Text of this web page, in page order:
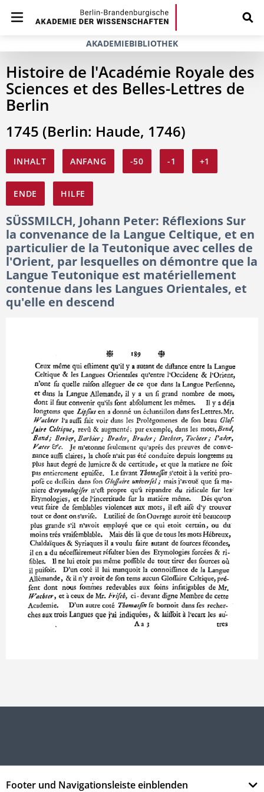
AKADEMIEBIBLIOTHEK
Histoire de l'Académie Royale des
Sciences et des Belles-Lettres de
Berlin
1745 (Berlin: Haude, 1746)
INHALT ANFANG -50 -1 +1
ENDE HILFE
SÜSSMILCH, Johann Peter: Réflexions Sur
la convenance de la Langue Celtique, et en
particulier de la Teutonique avec celles de
l'Orient, par lesquelles on démontre que la
Langue Teutonique est matériellement
contenue dans les Langues Orientales, et
qu'elle en descend
Footer und Navigationsleiste einblenden